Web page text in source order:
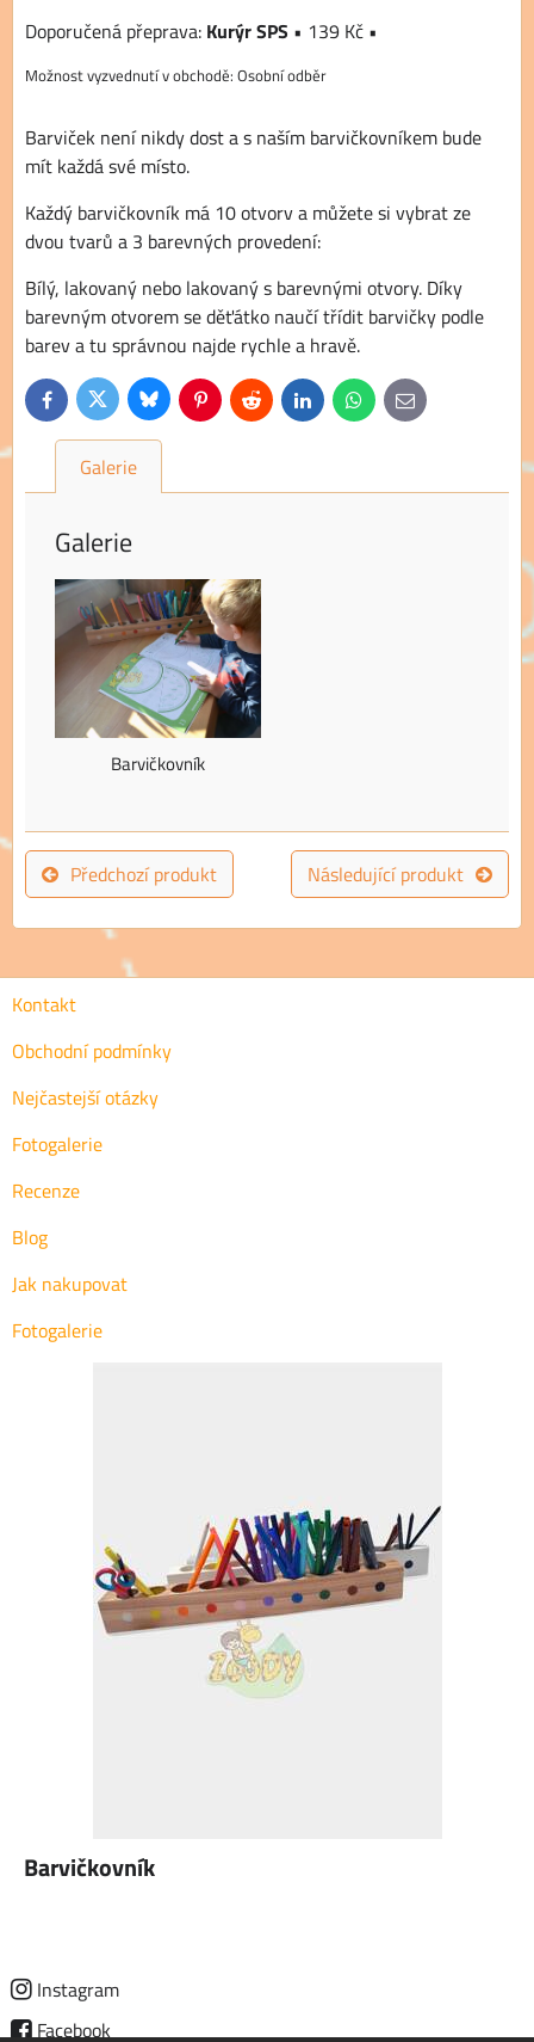
Kurýr SPS • 139 Kč •
Osobní odběr
Barviček není nikdy dost a s naším barvičkovníkem bude
mít každá své místo.
Každý barvičkovník má 10 otvorv a můžete si vybrat ze
dvou tvarů a 3 barevných provedení:
Bílý, lakovaný nebo lakovaný s barevnými otvory. Díky
barevným otvorem se děťátko naučí třídit barvičky podle
barev a tu správnou najde rychle a hravě.
FacebookTwitterBlueskyPinterestReddit LinkedInWhatsApp
E-
mail
Galerie
Galerie
Barvičkovník
Předchozí produkt Následující produkt
Kontakt
Obchodní podmínky
Nejčastejší otázky
Fotogalerie
Recenze
Blog
Jak nakupovat
Fotogalerie
Barvičkovník
Instagram
Facebook